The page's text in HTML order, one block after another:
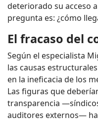
deteriorado su acceso
pregunta es: ¿cómo
El fracaso del
Según el especialista
las causas
en la ineficacia de los
Las figuras que
transparencia
auditores externos—